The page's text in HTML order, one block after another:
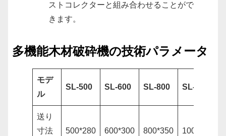
ストコレクターと組み合わせることがで
きます。
多機能木材破砕機の技術パラメータ
モデ
ル
SL-500 SL-600 SL-800 SL-1000
送り
寸法
500*280 600*300 800*350 1000*450